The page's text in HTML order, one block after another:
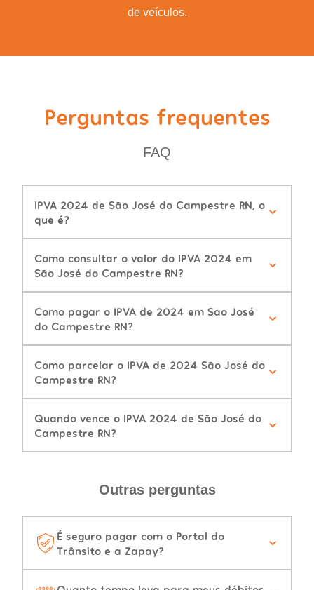
de veículos.
Perguntas frequentes
FAQ
IPVA 2024 de São José do Campestre RN, o
que é?
Como consultar o valor do IPVA 2024 em
São José do Campestre RN?
Como pagar o IPVA de 2024 em São José
do Campestre RN?
Como parcelar o IPVA de 2024 São José do
Campestre RN?
Quando vence o IPVA 2024 de São José do
Campestre RN?
Outras perguntas
É seguro pagar com o Portal do
Trânsito e a Zapay?